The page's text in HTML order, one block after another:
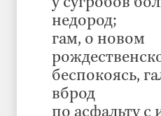
недород;
гам, о новом
беспокоясь,
вброд
по асфальту с